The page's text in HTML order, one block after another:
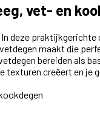
vet- en
deze
maakt die
bereiden als
texturen creëert en